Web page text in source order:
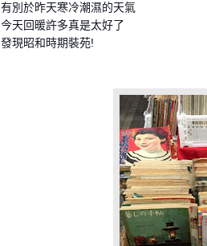
有別於昨天寒冷潮濕的天氣
今天回暖許多真是太好了
發現昭和時期裝苑!